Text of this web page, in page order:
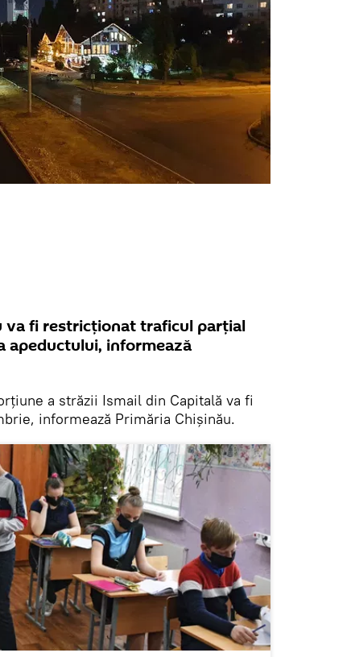
va fi restricționat traficul parțial
apeductului, informează
a străzii Ismail din Capitală va fi
informează Primăria Chișinău.